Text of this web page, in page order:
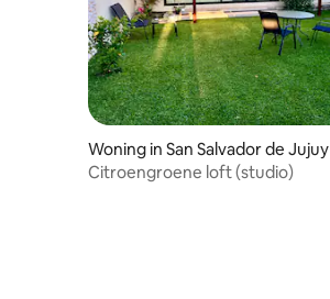
Woning in San Salvador de Jujuy
Citroengroene loft (studio)